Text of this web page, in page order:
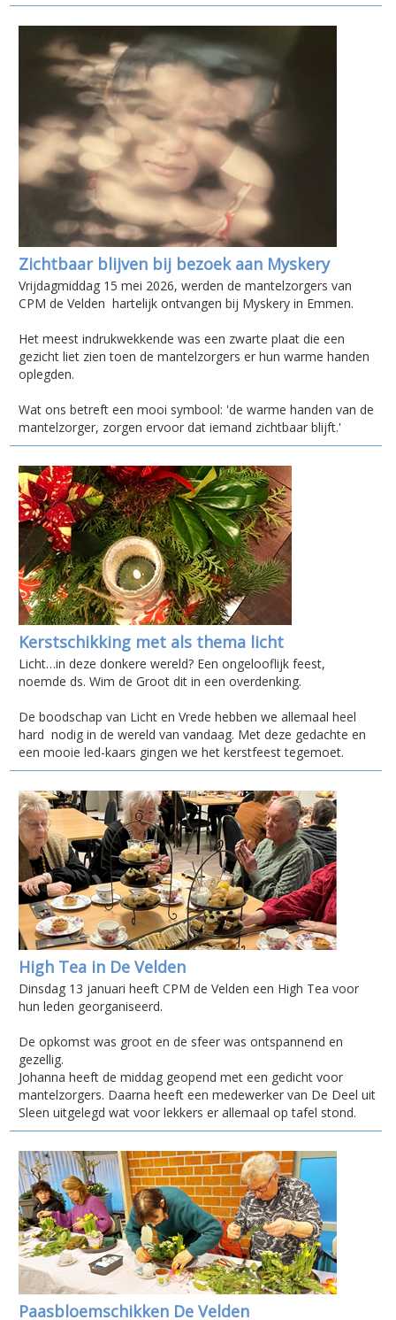
Zichtbaar blijven bij bezoek aan Myskery
Vrijdagmiddag 15 mei 2026, werden de mantelzorgers van
CPM de Velden hartelijk ontvangen bij Myskery in Emmen.
Het meest indrukwekkende was een zwarte plaat die een
gezicht liet zien toen de mantelzorgers er hun warme handen
oplegden.
Wat ons betreft een mooi symbool: 'de warme handen van de
mantelzorger, zorgen ervoor dat iemand zichtbaar blijft.'
Kerstschikking met als thema licht
Licht…in deze donkere wereld? Een ongelooflijk feest,
noemde ds. Wim de Groot dit in een overdenking.
De boodschap van Licht en Vrede hebben we allemaal heel
hard nodig in de wereld van vandaag. Met deze gedachte en
een mooie led-kaars gingen we het kerstfeest tegemoet.
High Tea in De Velden
Dinsdag 13 januari heeft CPM de Velden een High Tea voor
hun leden georganiseerd.
De opkomst was groot en de sfeer was ontspannend en
gezellig.
Johanna heeft de middag geopend met een gedicht voor
mantelzorgers. Daarna heeft een medewerker van De Deel uit
Sleen uitgelegd wat voor lekkers er allemaal op tafel stond.
Paasbloemschikken De Velden